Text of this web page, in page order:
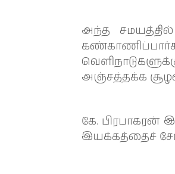
அந்த
அஞ்சத்தக்க
கே. பிரபாகரன்
இயக்கத்தைச்